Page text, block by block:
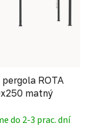
ROTA
matný
do 2-3 prac. dní